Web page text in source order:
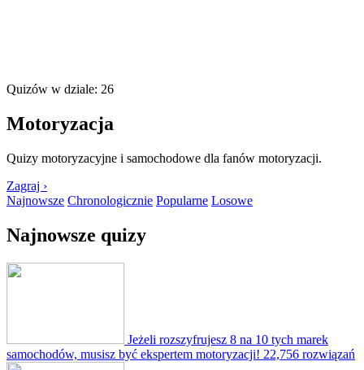
Quizów w dziale: 26
Motoryzacja
Quizy motoryzacyjne i samochodowe dla fanów motoryzacji.
Zagraj ›
Najnowsze Chronologicznie Popularne Losowe
Najnowsze quizy
Jeżeli rozszyfrujesz 8 na 10 tych marek
samochodów, musisz być ekspertem motoryzacji! 22,756 rozwiązań